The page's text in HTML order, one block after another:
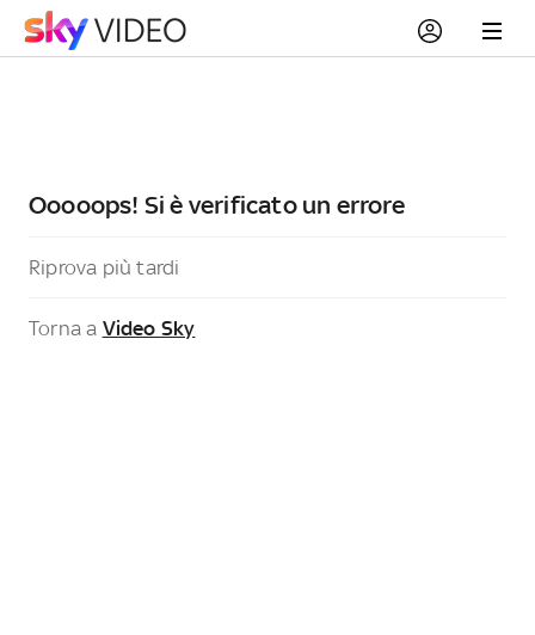
Ooooops! Si è verificato un errore
Riprova più tardi
Torna a Video Sky